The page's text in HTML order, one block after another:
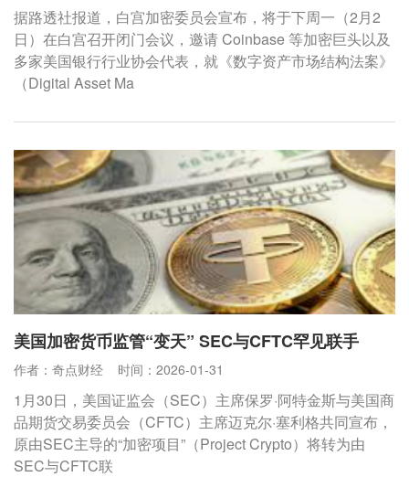
据路透社报道，白宫加密委员会宣布，将于下周一（2月2
日）在白宫召开闭门会议，邀请 Coinbase 等加密巨头以及
多家美国银行行业协会代表，就《数字资产市场结构法案》
（Digital Asset Ma
美国加密货币监管“变天” SEC与CFTC罕见联手
作者：奇点财经 时间：2026-01-31
1月30日，美国证监会（SEC）主席保罗·阿特金斯与美国商
品期货交易委员会（CFTC）主席迈克尔·塞利格共同宣布，
原由SEC主导的“加密项目”（Project Crypto）将转为由
SEC与CFTC联